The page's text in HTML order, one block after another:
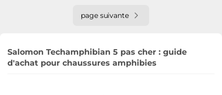
page suivante
Salomon Techamphibian 5 pas cher : guide
d'achat pour chaussures amphibies